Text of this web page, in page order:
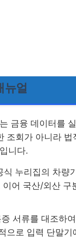
뉴얼
금융 데이터를
조회가 아니라
니다.
식 누리집의 차량
어 국산/외산 구
서류를 대조하
으로 입력 단말기